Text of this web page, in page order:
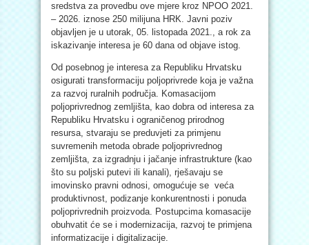
sredstva za provedbu ove mjere kroz NPOO 2021.
– 2026. iznose 250 milijuna HRK. Javni poziv
objavljen je u utorak, 05. listopada 2021., a rok za
iskazivanje interesa je 60 dana od objave istog.
Od posebnog je interesa za Republiku Hrvatsku
osigurati transformaciju poljoprivrede koja je važna
za razvoj ruralnih područja. Komasacijom
poljoprivrednog zemljišta, kao dobra od interesa za
Republiku Hrvatsku i ograničenog prirodnog
resursa, stvaraju se preduvjeti za primjenu
suvremenih metoda obrade poljoprivrednog
zemljišta, za izgradnju i jačanje infrastrukture (kao
što su poljski putevi ili kanali), rješavaju se
imovinsko pravni odnosi, omogućuje se veća
produktivnost, podizanje konkurentnosti i ponuda
poljoprivrednih proizvoda. Postupcima komasacije
obuhvatit će se i modernizacija, razvoj te primjena
informatizacije i digitalizacije.